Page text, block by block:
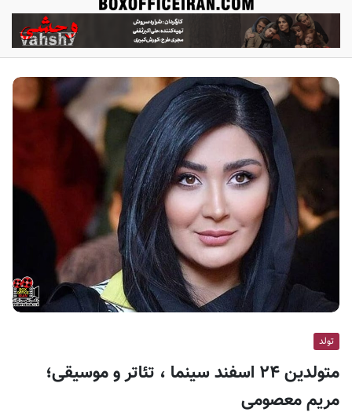
ب
ا
ک
س
آ
ف
ی
س
ا
ی
ر
ا
ن
تولد
متولدین ۲۴ اسفند سینما ، تئاتر و موسیقی؛
مریم معصومی